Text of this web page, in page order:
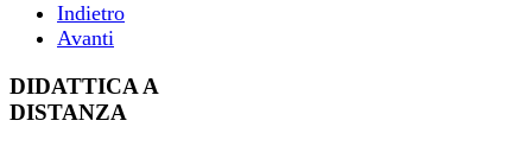
Indietro
Avanti
DIDATTICA A
DISTANZA